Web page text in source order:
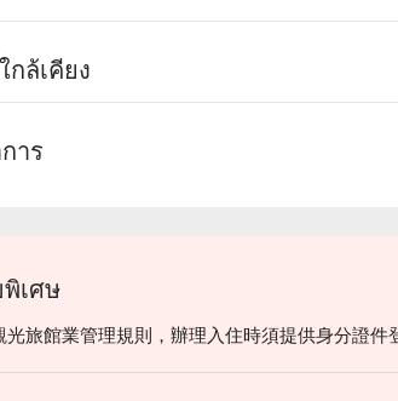
ล้เคียง
าร
เศษ
光旅館業管理規則，辦理入住時須提供身分證件